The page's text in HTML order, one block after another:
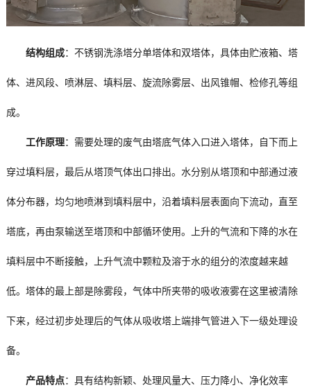
结构组成：不锈钢洗涤塔分单塔体和双塔体，具体由贮液箱、塔
体、进风段、喷淋层、填料层、旋流除雾层、出风锥帽、检修孔等组
成。
工作原理：需要处理的废气由塔底气体入口进入塔体，自下而上
穿过填料层，最后从塔顶气体出口排出。水分别从塔顶和中部通过液
体分布器，均匀地喷淋到填料层中，沿着填料层表面向下流动，直至
塔底，再由泵输送至塔顶和中部循环使用。上升的气流和下降的水在
填料层中不断接触，上升气流中颗粒及溶于水的组分的浓度越来越
低。塔体的最上部是除雾段，气体中所夹带的吸收液雾在这里被清除
下来，经过初步处理后的气体从吸收塔上端排气管进入下一级处理设
备。
产品特点：具有结构新颖、处理风量大、压力降小、净化效率